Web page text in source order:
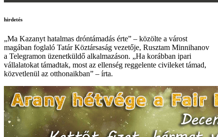
hirdetés
„Ma Kazanyt hatalmas dróntámadás érte” – közölte a várost
magában foglaló Tatár Köztársaság vezetője, Rusztam Minnihanov
a Telegramon üzenetküldő alkalmazáson. „Ha korábban ipari
vállalatokat támadtak, most az ellenség reggelente civileket támad,
közvetlenül az otthonaikban” – írta.